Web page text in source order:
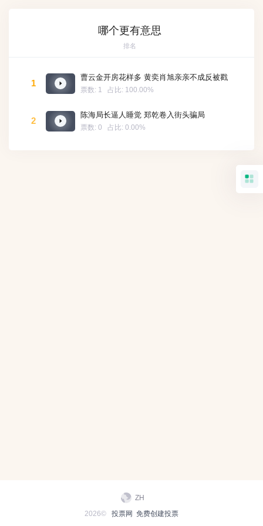
哪个更有意思
排名
1
曹云金开房花样多 黄奕肖旭亲亲不成反被戳
票数: 1 占比: 100.00%
2
陈海局长逼人睡觉 郑乾卷入街头骗局
票数: 0 占比: 0.00%
2026© 投票网 免费创建投票
ZH